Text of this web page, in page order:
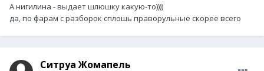
А нигилина - выдает шлюшку какую-то))))
да, по фарам с разборок сплошь праворульные скорее всего
Ситруа Жомапель